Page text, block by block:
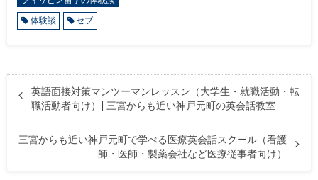
体験談
セブ
英語面接対策マンツーマンレッスン（大学生・就職活動・転
職活動者向け）| 三宮からも近い神戸元町の英会話教室
三宮からも近い神戸元町で学べる医療英会話スクール（看護
師・医師・製薬会社など医療従事者向け）